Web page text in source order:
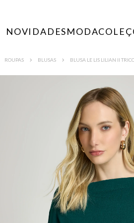
NOVIDADESMODA
ROUPAS BLUSAS BLUSA LE LIS LILIAN II